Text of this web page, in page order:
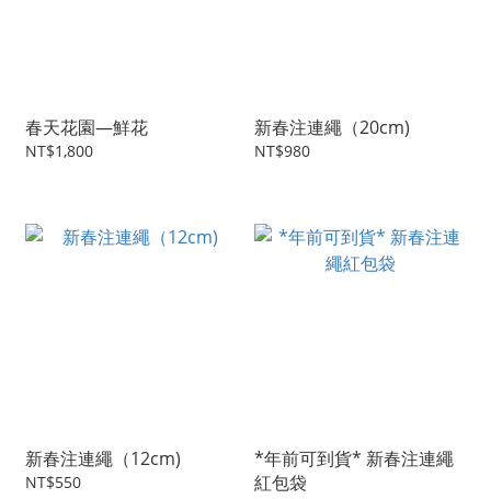
春天花園—鮮花
NT$1,800
新春注連繩（20cm)
NT$980
新春注連繩（12cm)
NT$550
*年前可到貨* 新春注連繩
紅包袋